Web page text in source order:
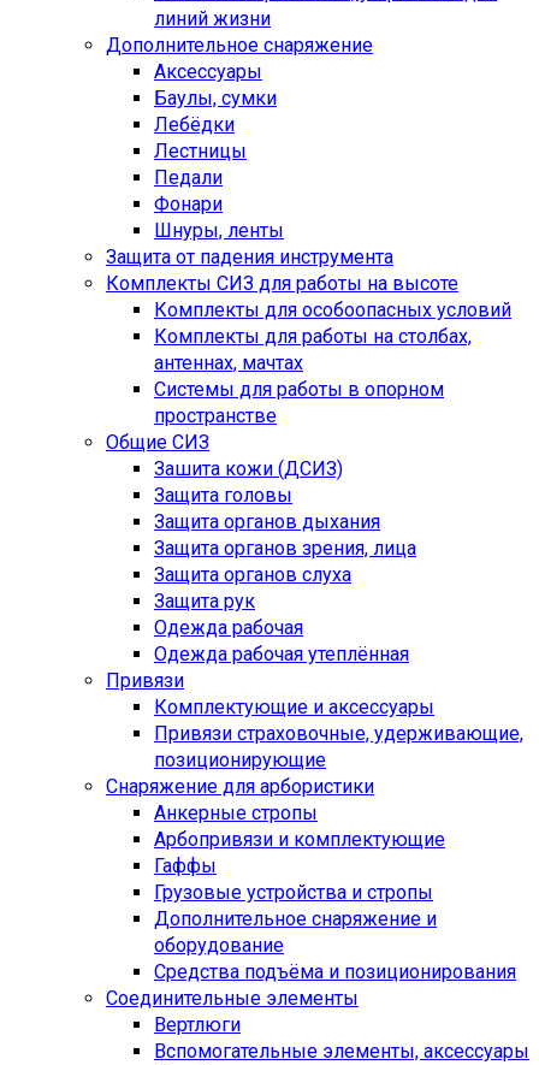
линий жизни
Дополнительное снаряжение
Аксессуары
Баулы, сумки
Лебёдки
Лестницы
Педали
Фонари
Шнуры, ленты
Защита от падения инструмента
Комплекты СИЗ для работы на высоте
Комплекты для особоопасных условий
Комплекты для работы на столбах,
антеннах, мачтах
Системы для работы в опорном
пространстве
Общие СИЗ
Зашита кожи (ДСИЗ)
Защита головы
Защита органов дыхания
Защита органов зрения, лица
Защита органов слуха
Защита рук
Одежда рабочая
Одежда рабочая утеплённая
Привязи
Комплектующие и аксессуары
Привязи страховочные, удерживающие,
позиционирующие
Снаряжение для арбористики
Анкерные стропы
Арбопривязи и комплектующие
Гаффы
Грузовые устройства и стропы
Дополнительное снаряжение и
оборудование
Средства подъёма и позиционирования
Соединительные элементы
Вертлюги
Вспомогательные элементы, аксессуары